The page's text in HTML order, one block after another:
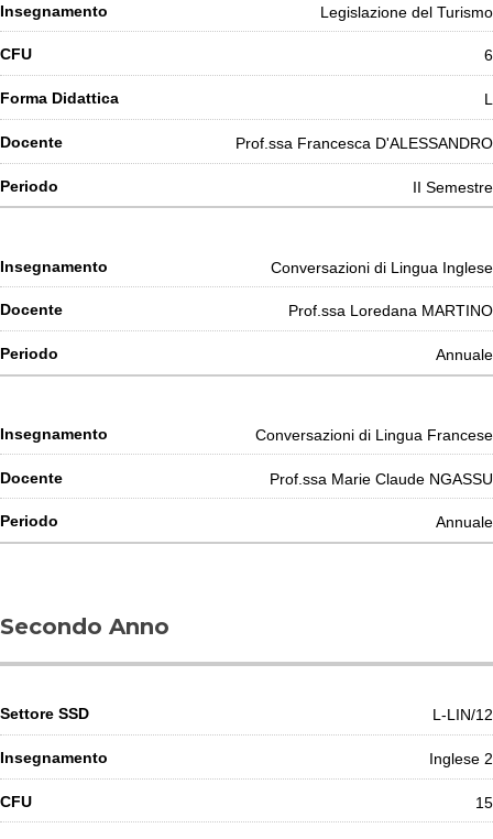
Legislazione del Turismo
6
L
Prof.ssa Francesca D'ALESSANDRO
II Semestre
Conversazioni di Lingua Inglese
Prof.ssa Loredana MARTINO
Annuale
Conversazioni di Lingua Francese
Prof.ssa Marie Claude NGASSU
Annuale
Secondo Anno
L-LIN/12
Inglese 2
15